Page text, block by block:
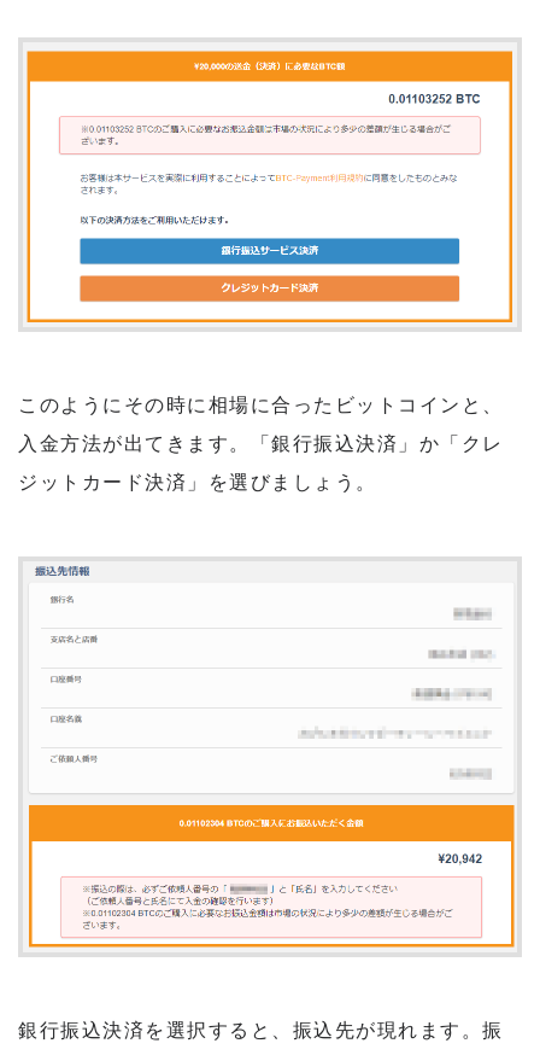
このようにその時に相場に合ったビットコインと、
入金方法が出てきます。「銀行振込決済」か「クレ
ジットカード決済」を選びましょう。
銀行振込決済を選択すると、振込先が現れます。振